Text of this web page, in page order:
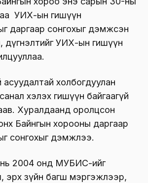
УИХ-ын гишүүн
даргаар сонгохыг дэмжсэн
дүгнэлтийг УИХ-ын гишүүн
холбогдуулан
хэлэх гишүүн байгаагүй
Хуралдаанд оролцсон
Байнгын хорооны даргаар
сонгохыг дэмжлээ.
2004 онд МУБИС-ийг
эрх зүйн багш мэргэжлээр,